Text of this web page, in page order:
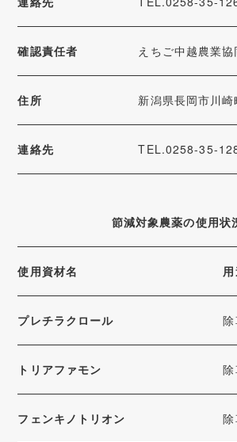
確認責任者 えちご中越農業
住所 新潟県長岡市川
連絡先 TEL.0258-35-
節減対象農薬の使用状
使用資材名
プレチラクロール
トリアファモン
フェンキノトリオン